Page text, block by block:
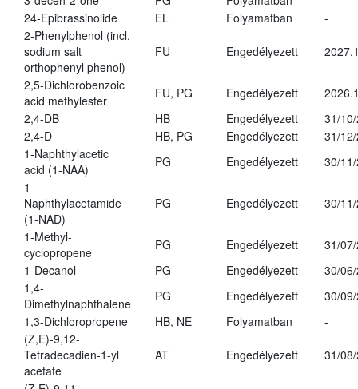
24-Epibrassinolide
EL Folyamatban
-
2-Phenylphenol (incl.
sodium salt
orthophenyl phenol)
FU Engedélyezett
2,5-Dichlorobenzoic
acid methylester
FU, PG Engedélyezett
2,4-DB
HB Engedélyezett
31/
2,4-D
HB, PG Engedélyezett
31/
1-Naphthylacetic
acid (1-NAA)
PG Engedélyezett
30/
1-
Naphthylacetamide
(1-NAD)
PG Engedélyezett 30/
1-Methyl-
cyclopropene
PG Engedélyezett
31/
1-Decanol
PG Engedélyezett
30/
1,4-
Dimethylnaphthalene
PG Engedélyezett
30/
1,3-Dichloropropene
HB, NE Folyamatban
-
(Z,E)-9,12-
Tetradecadien-1-yl
acetate
AT Engedélyezett 31/